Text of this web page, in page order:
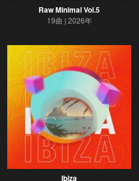
Raw Minimal Vol.5
19曲 2026年
Ibiza